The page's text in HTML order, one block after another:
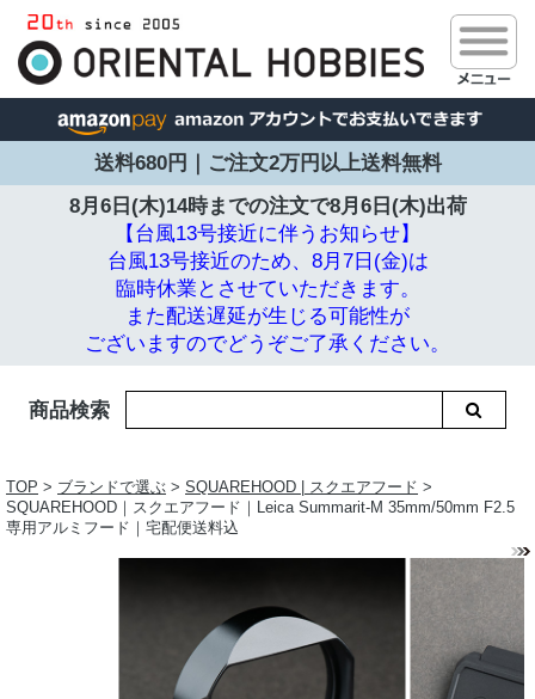
送料680円｜ご注文2万円以上送料無料
8月6日(木)14時までの注文で8月6日(木)出荷
【台風13号接近に伴うお知らせ】
台風13号接近のため、8月7日(金)は
臨時休業とさせていただきます。
また配送遅延が生じる可能性が
ございますのでどうぞご了承ください。
商品検索
TOP > ブランドで選ぶ > SQUAREHOOD | スクエアフード >
SQUAREHOOD｜スクエアフード｜Leica Summarit-M 35mm/50mm F2.5
専用アルミフード｜宅配便送料込